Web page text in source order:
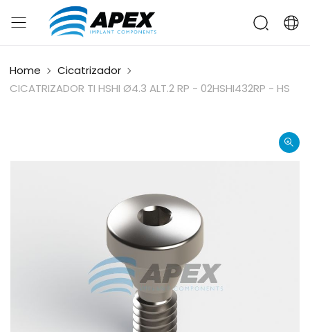
Home
Cicatrizador
CICATRIZADOR TI HSHI Ø4.3 ALT.2 RP - 02HSHI432RP - HS